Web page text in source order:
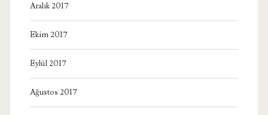
Aralık 2017
Ekim 2017
Eylül 2017
Ağustos 2017